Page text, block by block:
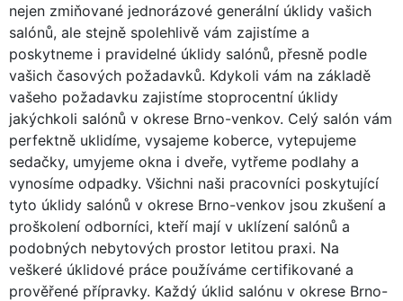
nejen zmiňované jednorázové generální úklidy vašich
salónů, ale stejně spolehlivě vám zajistíme a
poskytneme i pravidelné úklidy salónů, přesně podle
vašich časových požadavků. Kdykoli vám na základě
vašeho požadavku zajistíme stoprocentní úklidy
jakýchkoli salónů v okrese Brno-venkov. Celý salón vám
perfektně uklidíme, vysajeme koberce, vytepujeme
sedačky, umyjeme okna i dveře, vytřeme podlahy a
vynosíme odpadky. Všichni naši pracovníci poskytující
tyto úklidy salónů v okrese Brno-venkov jsou zkušení a
proškolení odborníci, kteří mají v uklízení salónů a
podobných nebytových prostor letitou praxi. Na
veškeré úklidové práce používáme certifikované a
prověřené přípravky. Každý úklid salónu v okrese Brno-